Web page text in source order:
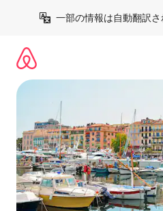
一部の情報は自動翻訳さ